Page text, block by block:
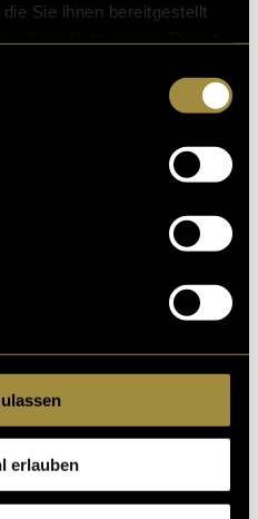
Sie ihnen bereitgestellt
erlauben